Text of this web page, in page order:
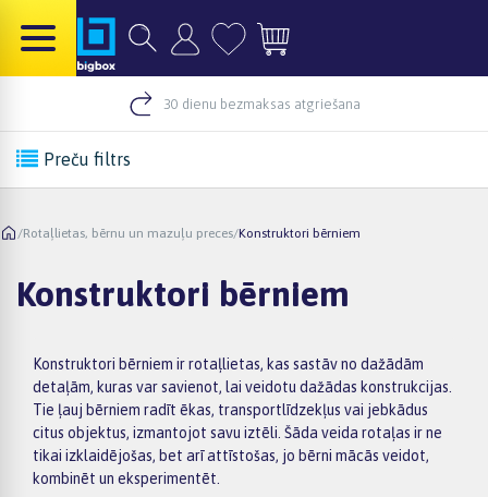
30 dienu bezmaksas atgriešana
Preču filtrs
/Rotaļlietas, bērnu un mazuļu preces/Konstruktori bērniem
Konstruktori bērniem
Konstruktori bērniem ir rotaļlietas, kas sastāv no dažādām
detaļām, kuras var savienot, lai veidotu dažādas konstrukcijas.
Tie ļauj bērniem radīt ēkas, transportlīdzekļus vai jebkādus
citus objektus, izmantojot savu iztēli. Šāda veida rotaļas ir ne
tikai izklaidējošas, bet arī attīstošas, jo bērni mācās veidot,
kombinēt un eksperimentēt.